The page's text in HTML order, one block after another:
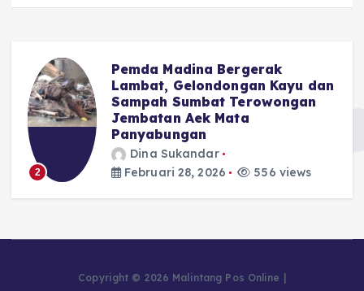
2
Pemda Madina Bergerak
Lambat, Gelondongan Kayu dan
Sampah Sumbat Terowongan
Jembatan Aek Mata
Panyabungan
Dina Sukandar
Februari 28, 2026
556 views
Copyright © 2026 Malintang Pos Online |